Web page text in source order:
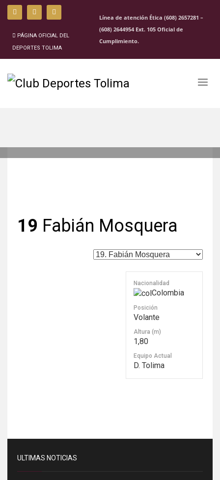
PÁGINA OFICIAL DEL
DEPORTES TOLIMA
Línea de atención Ética (608) 2657281 –
(608) 2644954 Ext. 105 Oficial de
Cumplimiento.
19 Fabián Mosquera
Nacionalidad
Colombia
Posición
Volante
Altura (m)
1,80
Equipo Actual
D. Tolima
ULTIMAS NOTICIAS